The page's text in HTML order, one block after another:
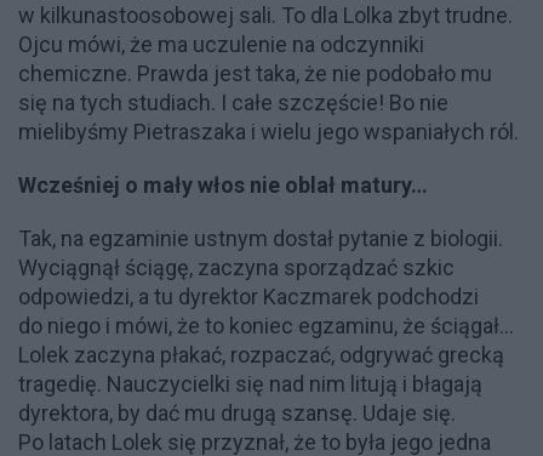
w kilkunastoosobowej sali. To dla Lolka zbyt trudne.
Ojcu mówi, że ma uczulenie na odczynniki
chemiczne. Prawda jest taka, że nie podobało mu
się na tych studiach. I całe szczęście! Bo nie
mielibyśmy Pietraszaka i wielu jego wspaniałych ról.
Wcześniej o mały włos nie oblał matury…
Tak, na egzaminie ustnym dostał pytanie z biologii.
Wyciągnął ściągę, zaczyna sporządzać szkic
odpowiedzi, a tu dyrektor Kaczmarek podchodzi
do niego i mówi, że to koniec egzaminu, że ściągał...
Lolek zaczyna płakać, rozpaczać, odgrywać grecką
tragedię. Nauczycielki się nad nim litują i błagają
dyrektora, by dać mu drugą szansę. Udaje się.
Po latach Lolek się przyznał, że to była jego jedna